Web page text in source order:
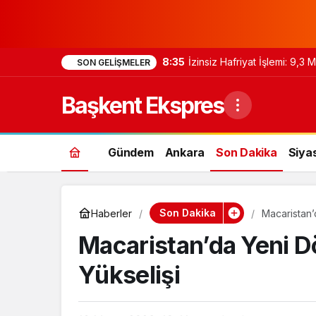
SON GELIŞMELER 8:35 İzinsiz Hafriyat İşlemi: 9,3
Başkent Ekspres
Gündem Ankara Son Dakika
Haberler Son Dakika
Macaristan’da Yeni
Yükselişi